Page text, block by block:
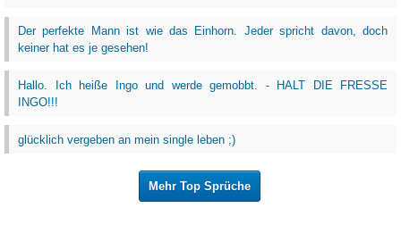
Der perfekte Mann ist wie das Einhorn. Jeder spricht davon, doch
keiner hat es je gesehen!
Hallo. Ich heiße Ingo und werde gemobbt. - HALT DIE FRESSE
INGO!!!
glücklich vergeben an mein single leben ;)
Mehr Top Sprüche